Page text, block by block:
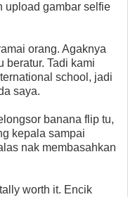
upload gambar selfie
orang. Agaknya
beratur. Tadi kami
school, jadi
saya.
banana flip tu,
kepala sampai
nak membasahkan
worth it. Encik